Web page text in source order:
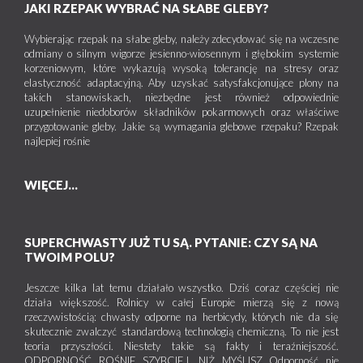
pędzie głównym jest całkowicie rozwinięty do fazy
fazy gdy pierwszy owoc osiągał typową wielkość do końca
fazy dojrzewania owoców i nasion tj. pełnej dojrzałości
gdy owoce mają typową barwę (BBCH 71-89).
Zalecana ilość wody:
400 – 1200 l/ha.
Zalecane opryskiwanie:drobnokropliste.
Maksymalna liczba zabiegów sezonie wegetacyjnym
(z uwzględnieniem zastosowań w dalszej części
Słonecznica orężówka, bawełnówka egipska, Spodoptera
Maksymalna /zalecana dawka dla jednorazowego
zastosowania:1,5 kg/ha.
Odstęp między zabiegami: co najmniej 7 dni.
Zwójka plameczka, zwójka siatkóweczka, zwójka
różóweczka, zwójka bukóweczka, muszka plamoskrzydła
Maksymalna dawka dla jednorazowego zastosowania:
1,5 kg/ha.
Zalecana dawka dla jednorazowego zastosowania:1,25 –
1,5 kg/ha.
Odstęp między zabiegami:
kwiatowych (BBCH 11-55).
Zalecane opryskiwanie:drobnokropliste.
Maksymalna liczba zabiegów sezonie wegetacyjnym:
2.
JAKI RZEPAK WYBRAĆ NA SŁABE GLEBY?
Wybierając rzepak na słabe gleby, należy zdecydować się na wczesne
odmiany o silnym wigorze jesienno-wiosennym i głębokim systemie
korzeniowym, które wykazują wysoką tolerancję na stresy oraz
elastyczność adaptacyjną. Aby uzyskać satysfakcjonujące plony na
takich stanowiskach, niezbędne jest również odpowiednie
uzupełnienie niedoborów składników pokarmowych oraz właściwe
przygotowanie gleby. Jakie są wymagania glebowe rzepaku? Rzepak
najlepiej rośnie
WIĘCEJ...
SUPERCHWASTY JUŻ TU SĄ. PYTANIE: CZY SĄ NA
TWOIM POLU?
Jeszcze kilka lat temu działało wszystko. Dziś coraz częściej nie
działa większość. Rolnicy w całej Europie mierzą się z nową
rzeczywistością: chwasty odporne na herbicydy, których nie da się
skutecznie zwalczyć standardową technologią chemiczną. To nie jest
teoria przyszłości. Niestety takie są fakty i teraźniejszość.
ODPORNOŚĆ ROŚNIE SZYBCIEJ, NIŻ MYŚLISZ Odporność nie